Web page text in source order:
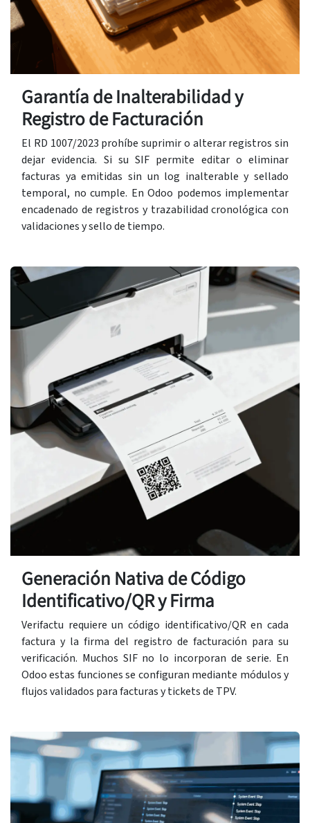
Garantía de Inalterabilidad y
Registro de Facturación
El RD 1007/2023 prohíbe suprimir o alterar registros sin
dejar evidencia. Si su SIF permite editar o eliminar
facturas ya emitidas sin un log inalterable y sellado
temporal, no cumple. En Odoo podemos implementar
encadenado de registros y trazabilidad cronológica con
validaciones y sello de tiempo.
Generación Nativa de Código
Identificativo/QR y Firma
Verifactu requiere un código identificativo/QR en cada
factura y la firma del registro de facturación para su
verificación. Muchos SIF no lo incorporan de serie. En
Odoo estas funciones se configuran mediante módulos y
flujos validados para facturas y tickets de TPV.